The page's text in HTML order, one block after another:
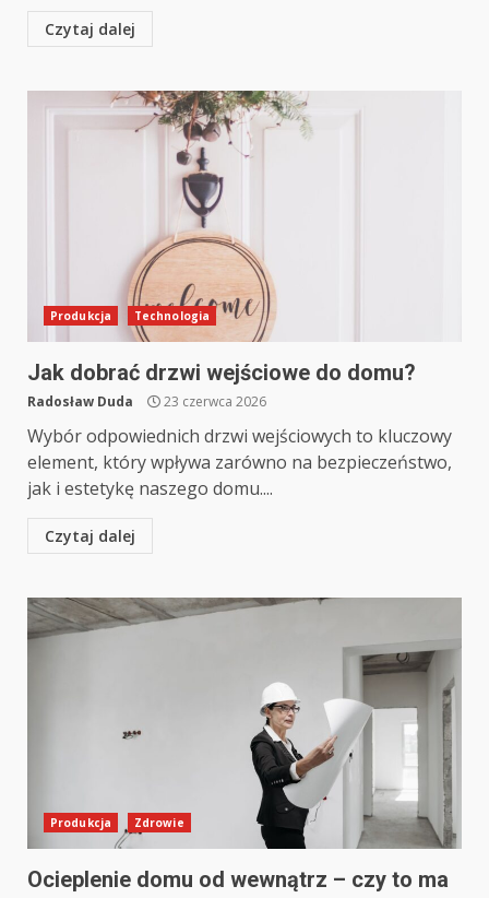
Czytaj dalej
Produkcja Technologia
Jak dobrać drzwi wejściowe do domu?
Radosław Duda 23 czerwca 2026
Wybór odpowiednich drzwi wejściowych to kluczowy
element, który wpływa zarówno na bezpieczeństwo,
jak i estetykę naszego domu....
Czytaj dalej
Produkcja Zdrowie
Ocieplenie domu od wewnątrz – czy to ma